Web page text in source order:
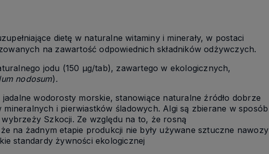
dietę w naturalne witaminy i minerały, w postaci
na zawartość odpowiednich składników odżywczych.
jodu (150 µg/tab), zawartego w ekologicznych,
nodosum).
wodorosty morskie, stanowiące naturalne źródło dobrze
mineralnych i pierwiastków śladowych. Algi są zbierane w sposób
wybrzeży Szkocji. Ze względu na to, że rosną
na żadnym etapie produkcji nie były używane sztuczne
standardy żywności ekologicznej